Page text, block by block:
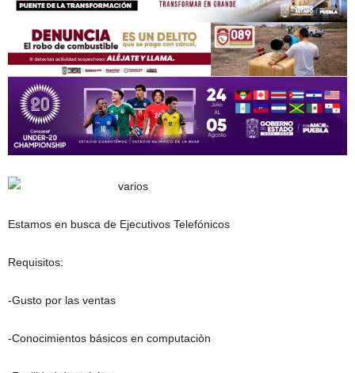
Estamos en busca de Ejecutivos Telefónicos
Requisitos:
-Gusto por las ventas
-Conocimientos básicos en computaciòn